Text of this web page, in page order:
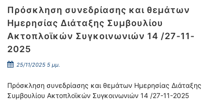
Πρόσκληση συνεδρίασης και θεμάτων
Ημερησίας Διάταξης Συμβουλίου
Ακτοπλοϊκών Συγκοινωνιών 14 /27-11-
2025
25/11/2025 5 μμ.
Πρόσκληση συνεδρίασης και θεμάτων Ημερησίας Διάταξης
Συμβουλίου Ακτοπλοϊκών Συγκοινωνιών 14 /27-11-2025